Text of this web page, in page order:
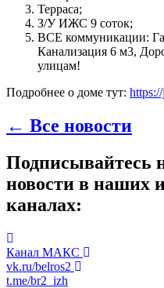
Терраса;
З/У ИЖС 9 соток;
ВСЕ коммуникации:
Канализация 6 м3,
улицам!
Подробнее о доме тут:
← Все новости
Подписывайтесь
новости в наших
каналах:
Канал МАКС
vk.ru/belros2
t.me/br2_izh